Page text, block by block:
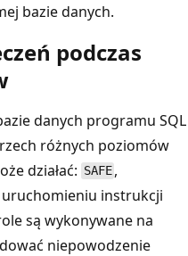
bazie danych.
podczas
danych programu SQL
różnych poziomów
działać: SAFE ,
uruchomieniu instrukcji
są wykonywane na
niepowodzenie